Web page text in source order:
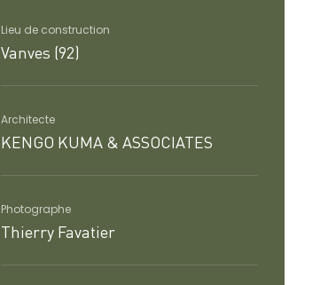
Lieu de construction
Vanves (92)
Architecte
KENGO KUMA & ASSOCIATES
Photographe
Thierry Favatier